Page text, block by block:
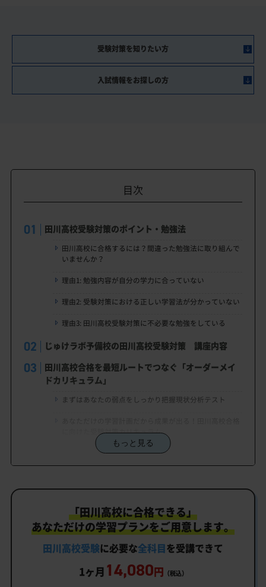
受験対策を知りたい方
入試情報をお探しの方
目次
田川高校受験対策のポイント・勉強法
田川高校に合格するには？間違った勉強法に取り組んで
いませんか？
理由1: 勉強内容が自分の学力に合っていない
理由2: 受験対策における正しい学習法が分かっていない
理由3: 田川高校受験対策に不必要な勉強をしている
じゅけラボ予備校の田川高校受験対策 講座内容
田川高校合格を最短ルートでつなぐ「オーダーメイ
ドカリキュラム」
まずはあなたの弱点をしっかり把握現状分析テスト
に向けた受験対策カリキュラム
学習効果をしっかり確認定着度テスト
イドカリキュラム」だから成果が出る！
カリキュラムや料金についてお気軽にご相談くださ
い
田川高校受験専門のオンライン家庭教師「いつでも
クイック指導」もご用意
もっと見る
「田川高校に合格できる」
あなただけの学習プランをご用意します。
田川高校受験に必要な全科目を受講できて
1ヶ月 14,080円 （税込）